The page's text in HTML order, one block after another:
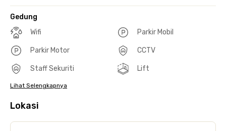
Gedung
Wifi
Parkir Mobil
Parkir Motor CCTV
Staff Sekuriti Lift
Lihat Selengkapnya
Lokasi